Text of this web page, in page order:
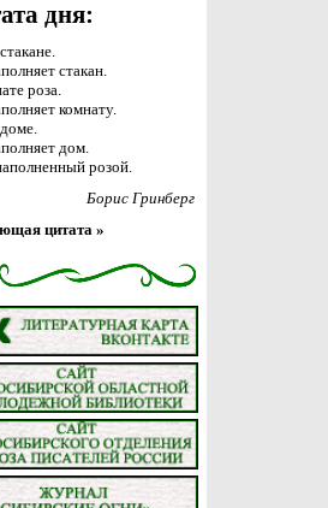
дня:
стакан.
роза.
комнату.
дом.
розой.
Борис Гринберг
цитата »